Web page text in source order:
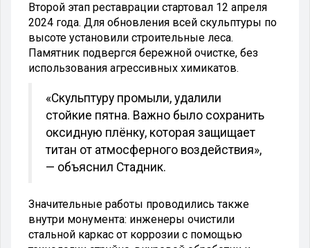
Второй этап реставрации стартовал 12 апреля
2024 года. Для обновления всей скульптуры по
высоте установили строительные леса.
Памятник подвергся бережной очистке, без
использования агрессивных химикатов.
«Скульптуру промыли, удалили
стойкие пятна. Важно было сохранить
оксидную плёнку, которая защищает
титан от атмосферного воздействия»,
— объяснил Стадник.
Значительные работы проводились также
внутри монумента: инженеры очистили
стальной каркас от коррозии с помощью